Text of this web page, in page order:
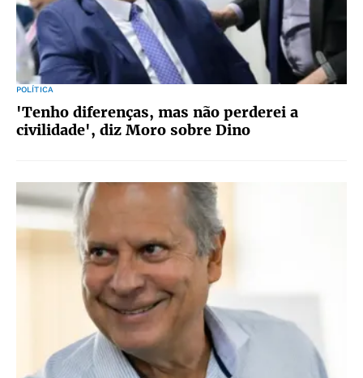
POLÍTICA
'Tenho diferenças, mas não perderei a
civilidade', diz Moro sobre Dino